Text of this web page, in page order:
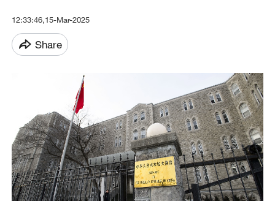
12:33:46,15-Mar-2025
Share